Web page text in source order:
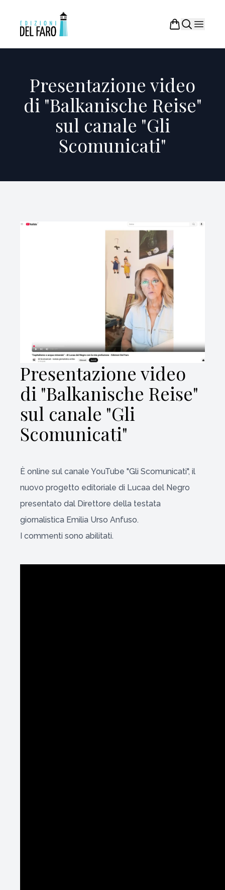
Presentazione video
di "Balkanische Reise"
sul canale "Gli
Scomunicati"
Presentazione video
di "Balkanische Reise"
sul canale "Gli
Scomunicati"
È online sul canale YouTube "Gli Scomunicati", il
nuovo progetto editoriale di Lucaa del Negro
presentato dal Direttore della testata
giornalistica Emilia Urso Anfuso.
I commenti sono abilitati.